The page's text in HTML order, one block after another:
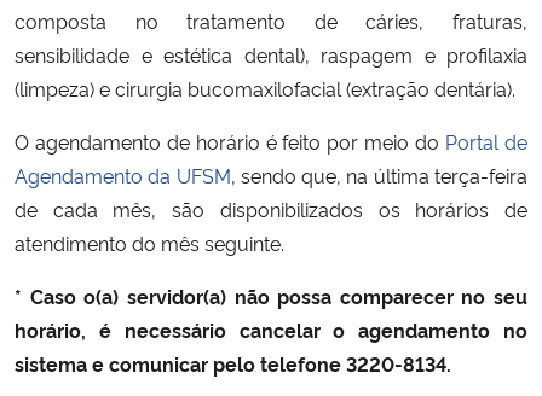
Ministério do Meio Ambiente
Ministério do Turismo
Ministério do Desenvolvimento Regional
Controladoria-Geral da União
Ministério da Mulher, da Família e dos Direitos Humanos
Secretaria-Geral
composta no tratamento de cáries, fraturas,
sensibilidade e estética dental), raspagem e profilaxia
(limpeza) e cirurgia bucomaxilofacial (extração dentária).
O agendamento de horário é feito por meio do Portal de
Agendamento da UFSM, sendo que, na última terça-feira
de cada mês, são disponibilizados os horários de
atendimento do mês seguinte.
* Caso o(a) servidor(a) não possa comparecer no seu
horário, é necessário cancelar o agendamento no
sistema e comunicar pelo telefone 3220-8134.